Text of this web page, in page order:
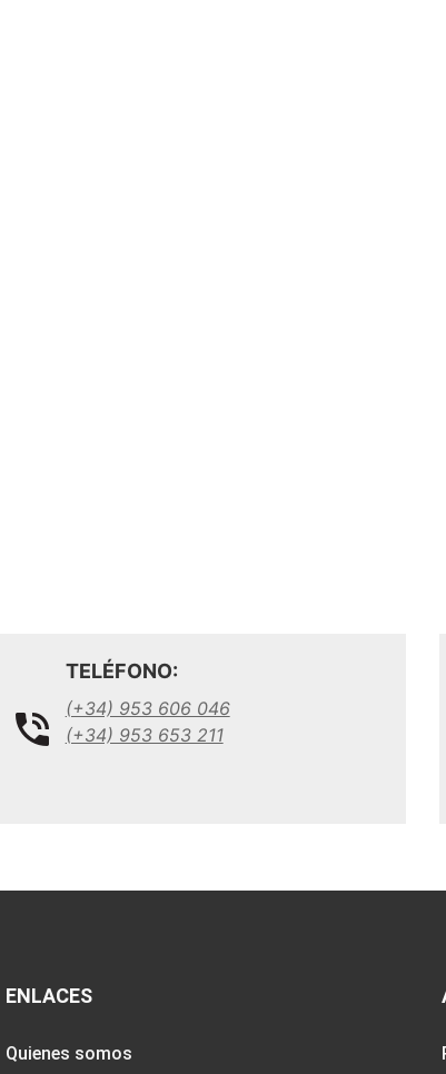
TELÉFONO:
(+34) 953 606 046
(+34) 953 653 211
ENLACES
Quienes somos